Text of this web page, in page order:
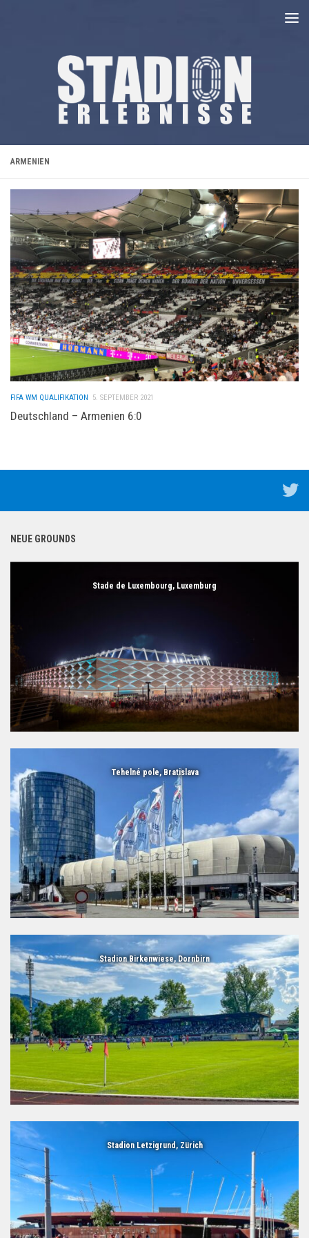
ARMENIEN
FIFA WM QUALIFIKATION 5. SEPTEMBER 2021
Deutschland – Armenien 6:0
NEUE GROUNDS
Stade de Luxembourg, Luxemburg
Tehelné pole, Bratislava
Stadion Birkenwiese, Dornbirn
Stadion Letzigrund, Zürich